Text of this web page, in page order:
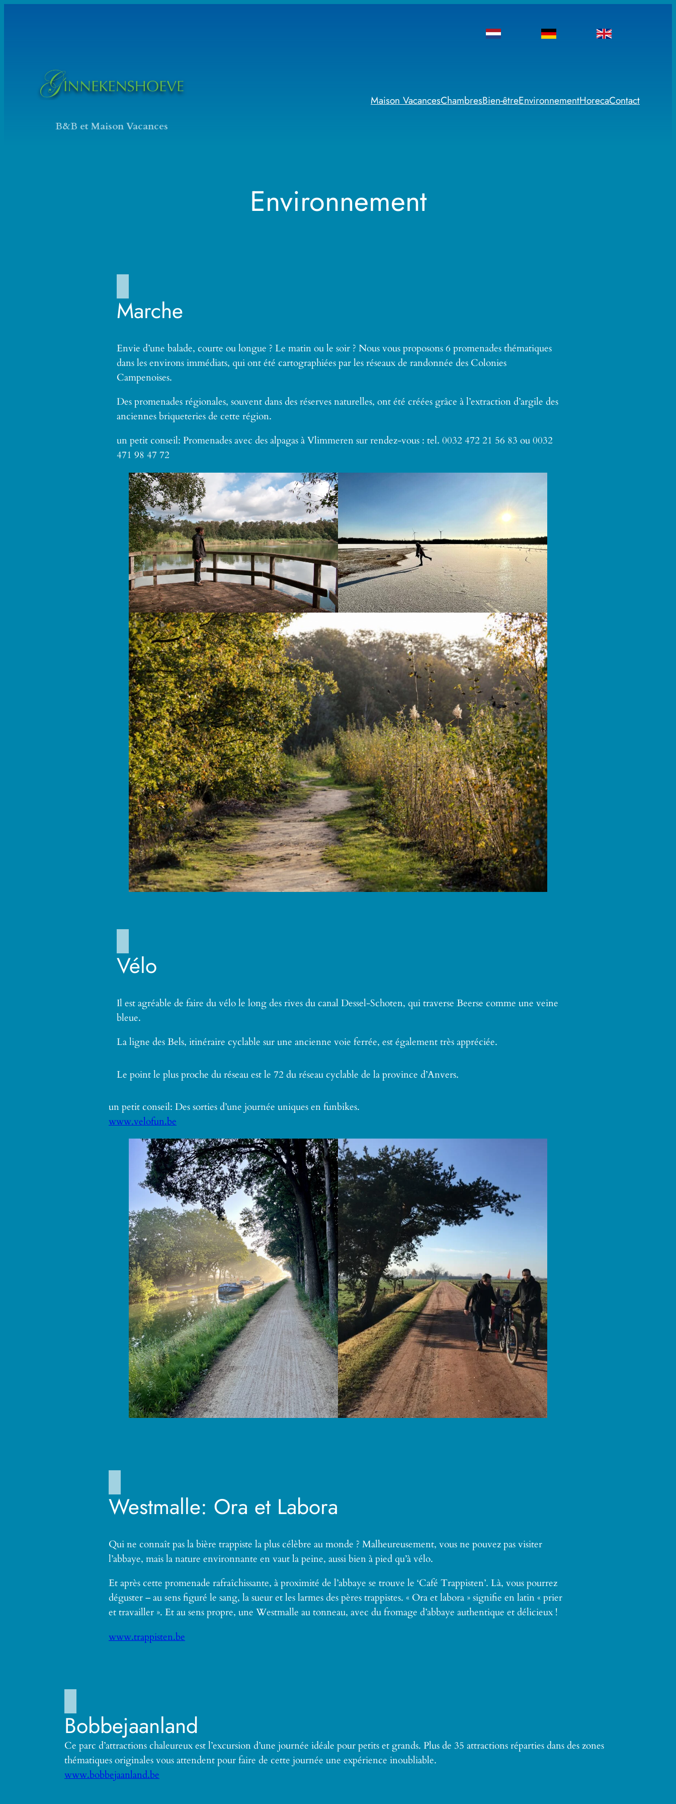
B&B et Maison Vacances
Maison VacancesChambresBien-êtreEnvironnementHorecaContact
Environnement
Marche
Envie d’une balade, courte ou longue ? Le matin ou le soir ? Nous vous proposons 6 promenades thématiques
dans les environs immédiats, qui ont été cartographiées par les réseaux de randonnée des Colonies
Campenoises.
Des promenades régionales, souvent dans des réserves naturelles, ont été créées grâce à l’extraction d’argile des
anciennes briqueteries de cette région.
un petit conseil: Promenades avec des alpagas à Vlimmeren sur rendez-vous : tel. 0032 472 21 56 83 ou 0032
471 98 47 72
Vélo
Il est agréable de faire du vélo le long des rives du canal Dessel-Schoten, qui traverse Beerse comme une veine
bleue.
La ligne des Bels, itinéraire cyclable sur une ancienne voie ferrée, est également très appréciée.
Le point le plus proche du réseau est le 72 du réseau cyclable de la province d’Anvers.
un petit conseil: Des sorties d’une journée uniques en funbikes.
www.velofun.be
Westmalle: Ora et Labora
Qui ne connaît pas la bière trappiste la plus célèbre au monde ? Malheureusement, vous ne pouvez pas visiter
l’abbaye, mais la nature environnante en vaut la peine, aussi bien à pied qu’à vélo.
Et après cette promenade rafraîchissante, à proximité de l’abbaye se trouve le ‘Café Trappisten’. Là, vous pourrez
déguster – au sens figuré le sang, la sueur et les larmes des pères trappistes. « Ora et labora » signifie en latin « prier
et travailler ». Et au sens propre, une Westmalle au tonneau, avec du fromage d’abbaye authentique et délicieux !
www.trappisten.be
Bobbejaanland
Ce parc d’attractions chaleureux est l’excursion d’une journée idéale pour petits et grands. Plus de 35 attractions réparties dans des zones
thématiques originales vous attendent pour faire de cette journée une expérience inoubliable.
www.bobbejaanland.be